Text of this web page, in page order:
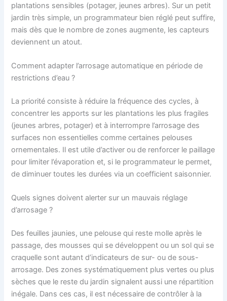
plantations sensibles (potager, jeunes arbres). Sur un petit
jardin très simple, un programmateur bien réglé peut suffire,
mais dès que le nombre de zones augmente, les capteurs
deviennent un atout.
Comment adapter l’arrosage automatique en période de
restrictions d’eau ?
La priorité consiste à réduire la fréquence des cycles, à
concentrer les apports sur les plantations les plus fragiles
(jeunes arbres, potager) et à interrompre l’arrosage des
surfaces non essentielles comme certaines pelouses
ornementales. Il est utile d’activer ou de renforcer le paillage
pour limiter l’évaporation et, si le programmateur le permet,
de diminuer toutes les durées via un coefficient saisonnier.
Quels signes doivent alerter sur un mauvais réglage
d’arrosage ?
Des feuilles jaunies, une pelouse qui reste molle après le
passage, des mousses qui se développent ou un sol qui se
craquelle sont autant d’indicateurs de sur- ou de sous-
arrosage. Des zones systématiquement plus vertes ou plus
sèches que le reste du jardin signalent aussi une répartition
inégale. Dans ces cas, il est nécessaire de contrôler à la